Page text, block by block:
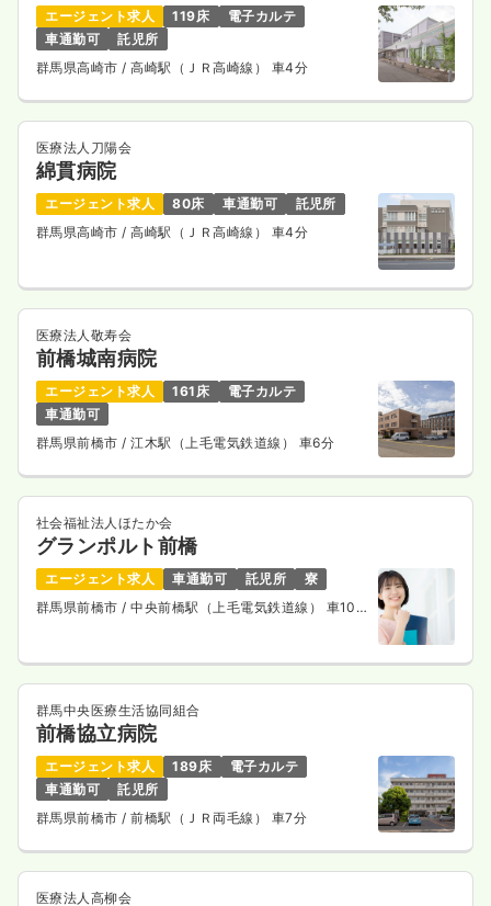
エージェント求人 119床
電子カルテ
車通勤可
託児所
群馬県高崎市 / 高崎駅（ＪＲ高崎線） 車4分
医療法人刀陽会
綿貫病院
エージェント求人 80床 車通勤可
託児所
群馬県高崎市/ 高崎駅（ＪＲ高崎線） 車4分
医療法人敬寿会
前橋城南病院
エージェント求人 161床
電子カルテ
車通勤可
群馬県前橋市 / 江木駅（上毛電気鉄道線） 車6分
社会福祉法人ほたか会
グランポルト前橋
エージェント求人 車通勤可 託児所
寮
群馬県前橋市/ 中央前橋駅（上毛電気鉄道線） 車10
群馬中央医療生活協同組合
前橋協立病院
エージェント求人 189床
電子カルテ
車通勤可
託児所
群馬県前橋市 / 前橋駅（ＪＲ両毛線） 車7分
医療法人高柳会